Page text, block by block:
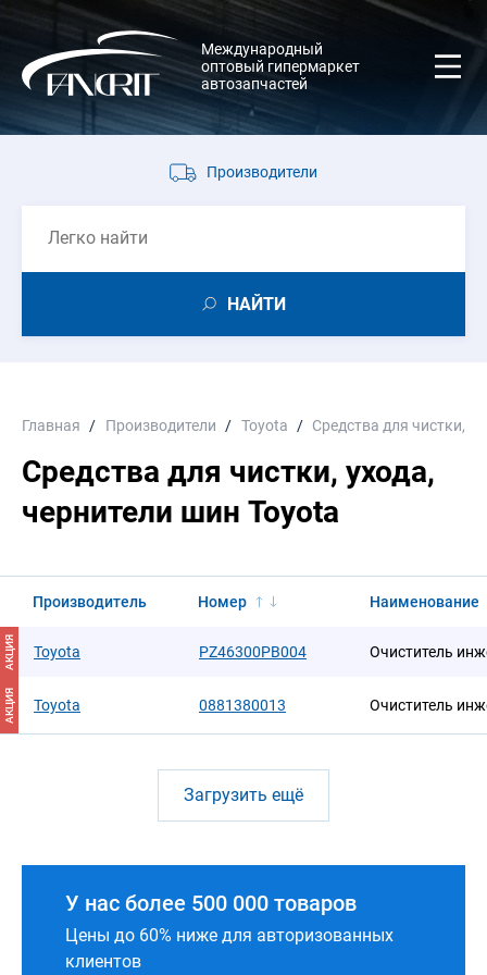
Международный
оптовый гипермаркет
автозапчастей
Производители
НАЙТИ
Главная Производители Toyota Средства для чистки,
Средства для чистки, ухода,
чернители шин Toyota
Производитель Номер Наименование
АКЦИЯ Toyota PZ46300PB004 Очиститель
АКЦИЯ Toyota 0881380013 Очиститель
Загрузить ещё
У нас более 500 000 товаров
Цены до 60% ниже для авторизованных
клиентов